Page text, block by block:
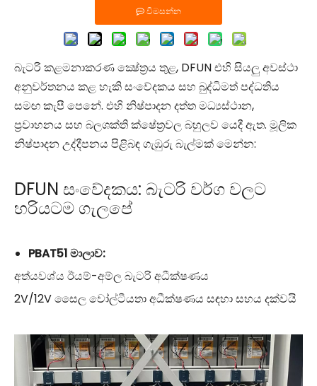
විමසන්න
බැටරි කළමනාකරණ ක්‍ෂේත්‍රය තුළ, DFUN එහි සියලු අවස්ථා
අනුවර්තනය කළ හැකි සංවේදකය සහ බුද්ධිමත් පද්ධතිය
සමඟ කැපී පෙනේ. එහි නිෂ්පාදන දත්ත මධ්‍යස්ථාන,
ප්‍රවාහනය සහ බලශක්ති ක්ෂේත්‍රවල බහුලව යෙදී ඇත. මූලික
නිෂ්පාදන උද්දීපනය පිළිබඳ ගැඹුරු බැල්මක් මෙන්න:
DFUN සංවේදකය: බැටරි වර්ග වලට
හරියටම ගැලපේ
PBAT51 මාලාව:
අත්යවශ්ය ඊයම්-අම්ල බැටරි අධීක්ෂණය
2V/12V සෛල වෝල්ටීයතා අධීක්ෂණය සඳහා සහය දක්වයි